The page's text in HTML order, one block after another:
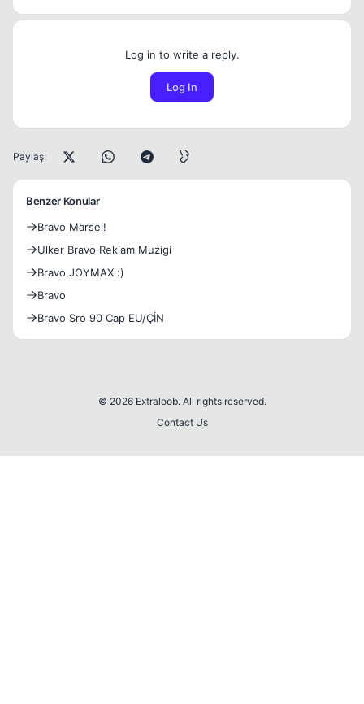
Log in to write a reply.
Log In
Paylaş:
Benzer Konular
Bravo Marsel!
Ulker Bravo Reklam Muzigi
Bravo JOYMAX :)
Bravo
Bravo Sro 90 Cap EU/ÇİN
© 2026 Extraloob. All rights reserved.
Contact Us